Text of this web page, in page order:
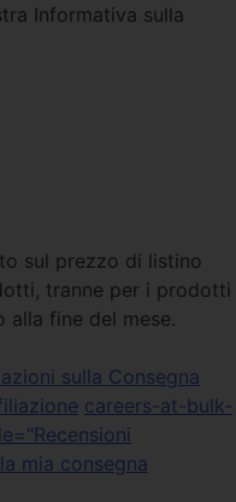
Informativa sulla
sul prezzo di listino
tranne per i prodotti
alla fine del mese.
sulla Consegna
careers-at-bulk-
mia consegna